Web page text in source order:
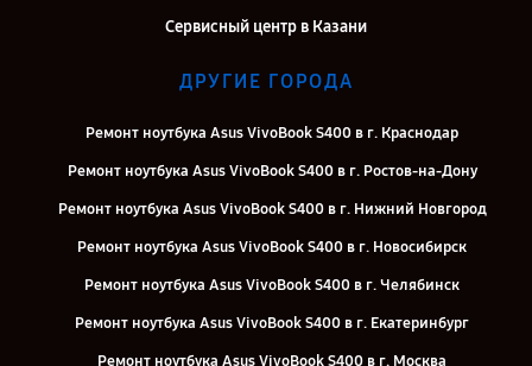
Сервисный центр в Казани
ДРУГИЕ ГОРОДА
Ремонт ноутбука Asus VivoBook S400 в г. Краснодар
Ремонт ноутбука Asus VivoBook S400 в г. Ростов-на-Дону
Ремонт ноутбука Asus VivoBook S400 в г. Нижний Новгород
Ремонт ноутбука Asus VivoBook S400 в г. Новосибирск
Ремонт ноутбука Asus VivoBook S400 в г. Челябинск
Ремонт ноутбука Asus VivoBook S400 в г. Екатеринбург
Ремонт ноутбука Asus VivoBook S400 в г. Москва